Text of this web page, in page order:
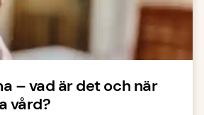
– vad är det och när
vård?